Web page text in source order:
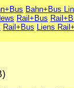
Bahn+Bus
Rail+Bus
Rail+Bus Liens